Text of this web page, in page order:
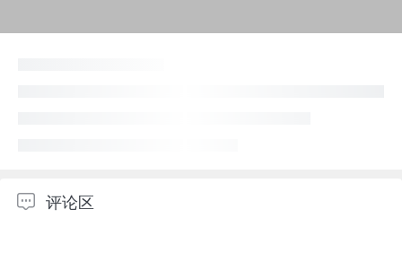
评论区